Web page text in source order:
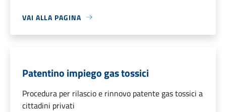
VAI ALLA PAGINA
Patentino impiego gas tossici
Procedura per rilascio e rinnovo patente gas tossici a
cittadini privati